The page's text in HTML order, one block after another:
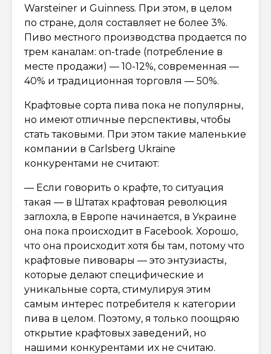
Warsteiner и Guinness. При этом, в целом
по стране, доля составляет не более 3%.
Пиво местного производства продается по
трем каналам: on-trade (потребление в
месте продажи) — 10-12%, современная —
40% и традиционная торговля — 50%.
Крафтовые сорта пива пока не популярны,
но имеют отличные перспективы, чтобы
стать таковыми. При этом такие маленькие
компании в Carlsberg Ukraine
конкурентами не считают:
— Если говорить о крафте, то ситуация
такая — в Штатах крафтовая революция
заглохла, в Европе начинается, в Украине
она пока происходит в Facebook. Хорошо,
что она происходит хотя бы там, потому что
крафтовые пивовары — это энтузиасты,
которые делают специфические и
уникальные сорта, стимулируя этим
самым интерес потребителя к категории
пива в целом. Поэтому, я только поощряю
открытие крафтовых заведений, но
нашими конкурентами их не считаю.